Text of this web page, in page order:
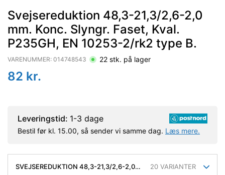
Svejsereduktion 48,3-21,3/2,6-2,0
mm. Konc. Slyngr. Faset, Kval.
P235GH, EN 10253-2/rk2 type B.
VARENUMMER: 014748543 22 stk. på lager
82 kr.
Leveringstid: 1-3 dage
Bestil før kl. 15.00, så sender vi samme dag. Læs mere.
SVEJSEREDUKTION 48,3-21,3/2,6-2,0
20 VARIANTER